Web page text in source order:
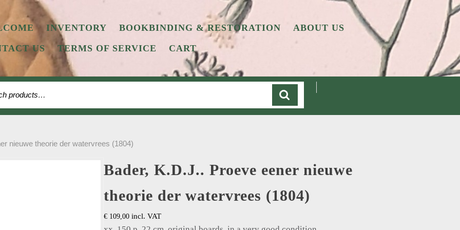
INVENTORY BOOKBINDING & RESTORATION
ABOUT US
US
TERMS OF SERVICE CART
nieuwe theorie der watervrees (1804)
Bader, K.D.J.. Proeve eener nieuwe
theorie der watervrees (1804)
€ 109,00 incl. VAT